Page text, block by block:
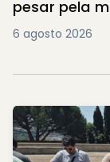
pesar pela
6 agosto 2026